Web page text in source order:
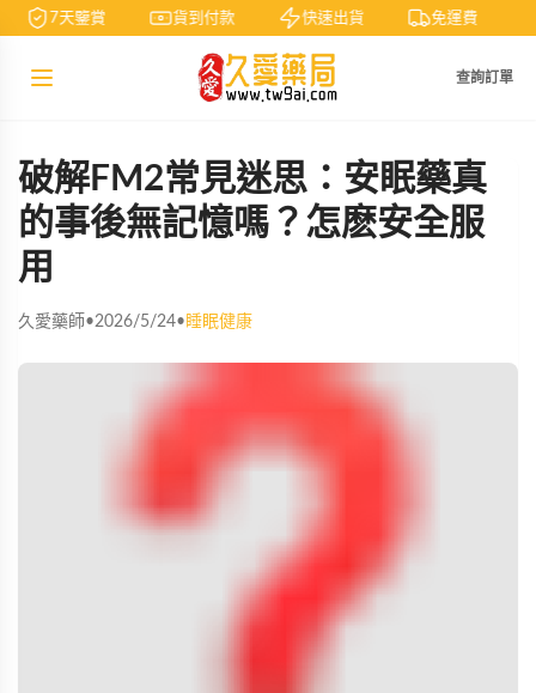
7天鑒賞 貨到付款 快速出貨 免運費
查詢訂單
破解FM2常見迷思：安眠藥真
的事後無記憶嗎？怎麽安全服
用
久愛藥師•2026/5/24•睡眠健康